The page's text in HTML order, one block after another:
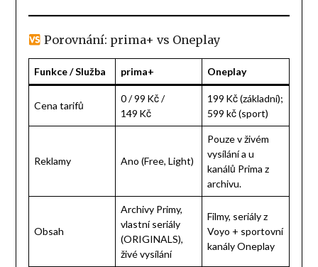
Porovnání: prima+ vs Oneplay
Funkce / Služba prima+ Oneplay
Cena tarifů
0 / 99 Kč /
149 Kč
199 Kč (základní);
599 kč (sport)
Reklamy Ano (Free, Light)
Pouze v živém
vysílání a u
kanálů Prima z
archivu.
Obsah
Archivy Primy,
vlastní seriály
(ORIGINALS),
živé vysílání
Filmy, seriály z
Voyo + sportovní
kanály Oneplay